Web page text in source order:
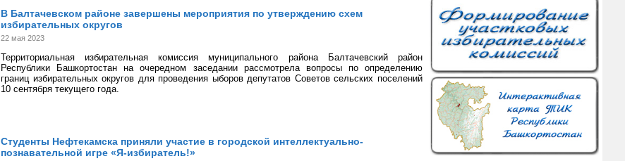
В Балтачевском районе завершены мероприятия по утверждению схем
избирательных округов
22 мая 2023
Территориальная избирательная комиссия муниципального района Балтачевский район
Республики Башкортостан на очередном заседании рассмотрела вопросы по определению
границ избирательных округов для проведения ыборов депутатов Советов сельских поселений
10 сентября текущего года.
Студенты Нефтекамска приняли участие в городской интеллектуально-
познавательной игре «Я-избиратель!»